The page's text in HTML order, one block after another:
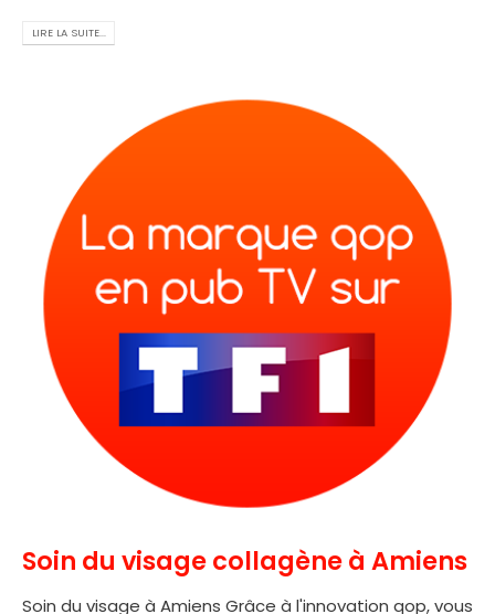
LIRE LA SUITE...
Soin du visage collagène à Amiens
Soin du visage à Amiens Grâce à l'innovation qop, vous